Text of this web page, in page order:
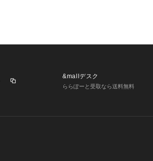
&mallデスク
ららぽーと受取なら送料無料